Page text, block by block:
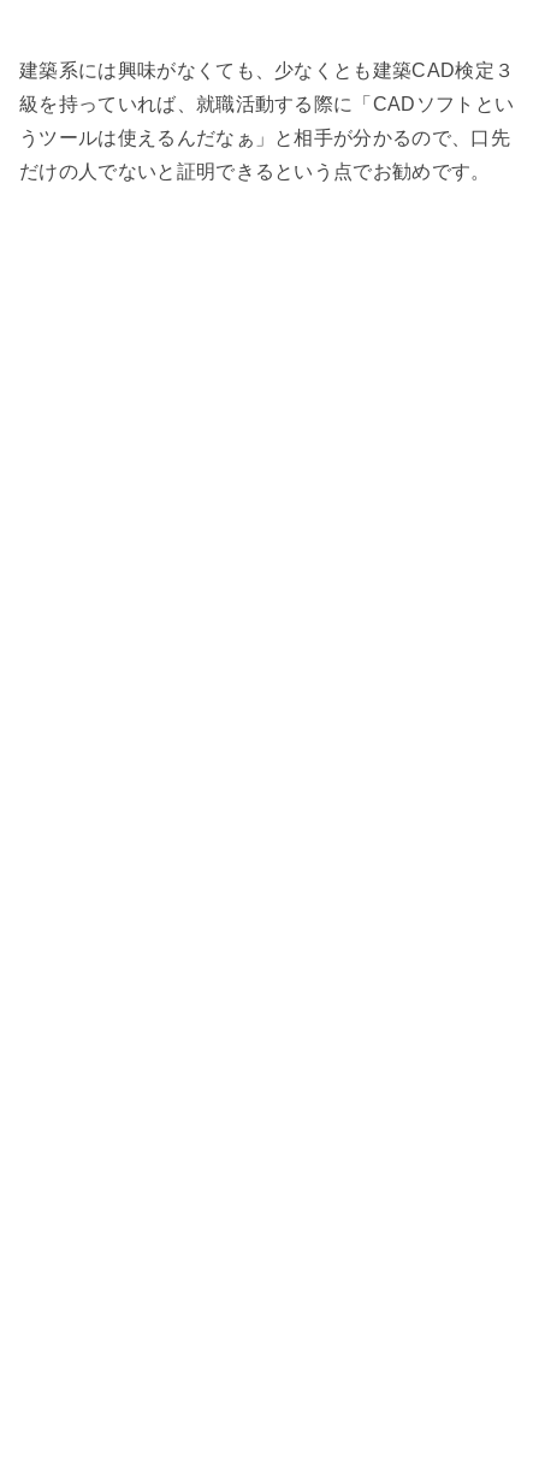
建築系には興味がなくても、少なくとも建築CAD検定３
級を持っていれば、就職活動する際に「CADソフトとい
うツールは使えるんだなぁ」と相手が分かるので、口先
だけの人でないと証明できるという点でお勧めです。